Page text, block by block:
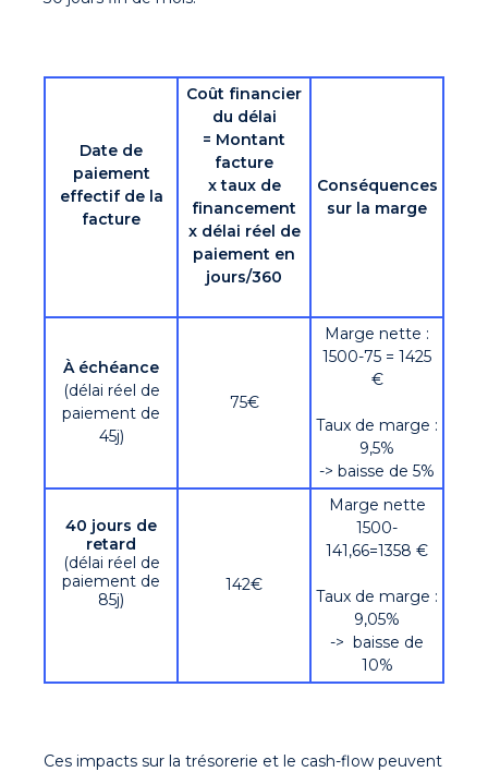
Date de
paiement
effectif de la
facture
Coût financier
du délai
= Montant
facture
x taux de
financement
x délai réel de
paiement en
jours/360
Conséquences
sur la marge
À échéance
(délai réel de
paiement de
45j)
75€
Marge nette :
1500-75 = 1425
€
Taux de marge :
9,5%
-> baisse de 5%
40 jours de
retard
(délai réel de
paiement de
85j)
142€
Marge nette
1500-
141,66=1358 €
Taux de marge :
9,05%
-> baisse de
10%
Ces impacts sur la trésorerie et le cash-flow peuvent